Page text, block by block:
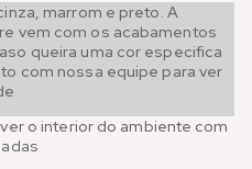
marrom e preto. A
vem com os acabamentos
queira uma cor especifica
com nossa equipe para ver
o interior do ambiente com